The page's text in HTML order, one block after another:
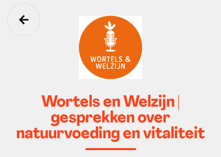
Ga terug
Wortels en Welzijn |
gesprekken over
natuurvoeding en vitaliteit